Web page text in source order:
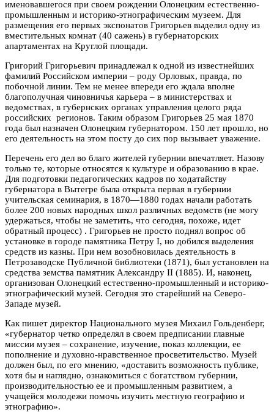
именовавшегося при своем рождении Олонецким естественно-
промышленным и историко-этнографическим музеем. Для
размещения его первых экспонатов Григорьев выделил одну из
вместительных комнат (40 сажень) в губернаторских
апартаментах на Круглой площади.
Григорий Григорьевич принадлежал к одной из известнейших
фамилий Российском империи – роду Орловых, правда, по
побочной линии. Тем не менее впереди его ждала вполне
благополучная чиновничья карьера – в министерствах и
ведомствах, в губернских органах управления целого ряда
российских регионов. Таким образом Григорьев 25 мая 1870
года был назначен Олонецким губернатором. 150 лет прошло, но
его деятельность на этом посту до сих пор вызывает уважение.
Перечень его дел во благо жителей губернии впечатляет. Назову
только те, которые относятся к культуре и образованию в крае.
Для подготовки педагогических кадров по ходатайству
губернатора в Вытегре была открыта первая в губернии
учительская семинария, в 1870—1880 годах начали работать
более 200 новых народных школ различных ведомств (не могу
удержаться, чтобы не заметить, что сегодня, похоже, идет
обратный процесс) . Григорьев не просто поднял вопрос об
установке в городе памятника Петру I, но добился выделения
средств из казны. При нем возобновилась деятельность в
Петрозаводске Публичной библиотеки (1871), был установлен на
средства земства памятник Александру II (1885). И, наконец,
организован Олонецкий естественно-промышленный и историко-
этнографический музей. Сегодня это старейший на Северо-
Западе музей.
Как пишет директор Национального музея Михаил Гольденберг,
«губернатор четко определял в своем предписании главные
миссии музея – сохранение, изучение, показ коллекции, ее
пополнение и духовно-нравственное просветительство. Музей
должен был, по его мнению, «доставить возможность публике,
хотя бы и наглядно, ознакомиться с богатством губернии,
производительностью ее и промышленным развитием, а
учащейся молодежи помочь изучить местную географию и
этнографию».